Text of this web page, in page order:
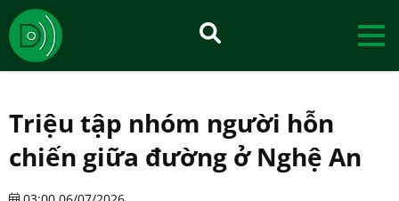
Triệu tập nhóm người hỗn
chiến giữa đường ở Nghệ An